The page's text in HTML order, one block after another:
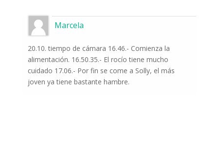
Marcela
20.10. tiempo de cámara 16.46.- Comienza la
alimentación. 16.50.35.- El rocío tiene mucho
cuidado 17.06.- Por fin se come a Solly, el más
joven ya tiene bastante hambre.